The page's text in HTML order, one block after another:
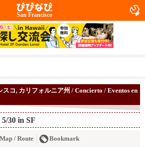
San Francisco
コ, カリフォルニア州 / Concierto / Eventos en
30 in SF
Map / Route Bookmark